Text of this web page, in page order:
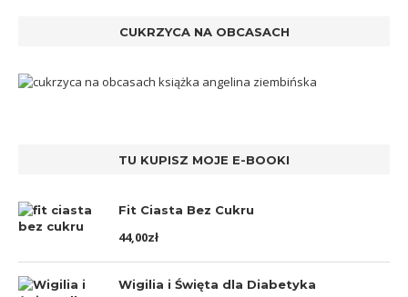
CUKRZYCA NA OBCASACH
TU KUPISZ MOJE E-BOOKI
Fit Ciasta Bez Cukru
44,00zł
Wigilia i Święta dla Diabetyka